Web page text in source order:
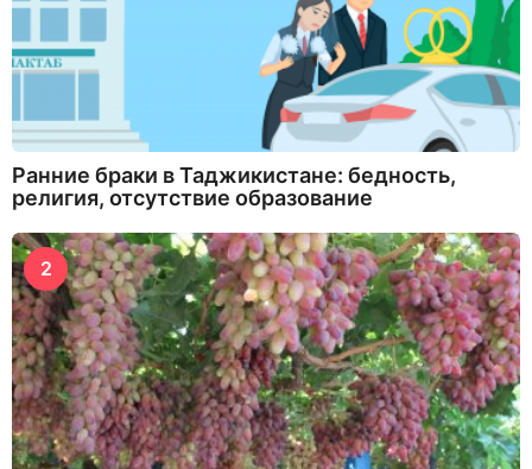
Ранние браки в Таджикистане: бедность,
религия, отсутствие образование
2